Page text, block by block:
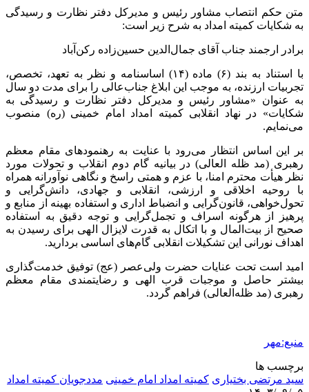
متن حکم انتصاب مشاور رئیس و مدیرکل دفتر نظارت و رسیدگی
به شکایات کمیته امداد به شرح زیر است:
برادر ارجمند جناب آقای جمال‌الدین حسین‌زاده رکن‌آباد
با استناد به بند (۶) ماده (۱۴) اساسنامه و نظر به تعهد، تخصص،
تجربیات ارزنده، به موجب این ابلاغ جناب‌عالی را برای مدت دو سال
به عنوان «مشاور رئیس و مدیرکل دفتر نظارت و رسیدگی به
شکایات» در نهاد انقلابی کمیته امداد امام خمینی (ره) منصوب
می‌نمایم.
بر این اساس انتظار می‌رود با عنایت به رهنمودهای مقام معظم
رهبری (مد ظله العالی) در بیانیه گام دوم انقلاب و تحولات مورد
نظر هیأت محترم امنا، با عزم و همتی راسخ و نگاهی نوآورانه همراه
با روحیه اخلاقی و ارزشی، انقلابی و جهادی، دانش‌گرایی و
تحول‌خواهی، قانون‌گرایی و انضباط اداری و استفاده بهینه از منابع و
پرهیز از هرگونه اسراف و تجمل‌گرایی و توجه دقیق به استفاده
صحیح از بیت‌المال و با اتکال به قدرت لایزال الهی برای رسیدن به
اهداف نورانی این تشکیلات انقلابی گام‌های اساسی بردارید.
امید است تحت عنایات حضرت ولی‌عصر (عج) توفیق خدمت‌گذاری
بیشتر حاصل و موجبات قرب الهی و رضایتمندی مقام معظم
رهبری (مد ظله‌العالی) فراهم گردد.
منبع:مهر
برچسب ها
سید مرتضی بختیاری کمیته امداد امام خمینی مددجویان کمیته امداد